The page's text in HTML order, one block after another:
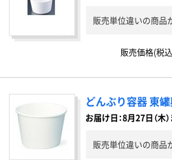
販売単位違いの商品
販売価格(税
どんぶり容器 東
お届け日：8月27日（木
販売単位違いの商品